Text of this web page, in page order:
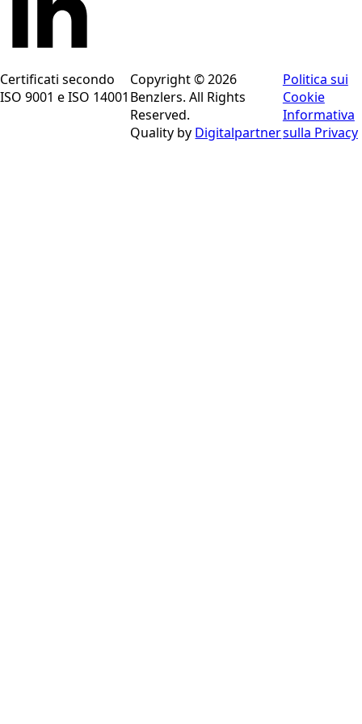
Certificati secondo
ISO 9001 e ISO 14001
Copyright © 2026
Benzlers. All Rights
Reserved.
Quality by Digitalpartner
Politica sui
Cookie
Informativa
sulla Privacy